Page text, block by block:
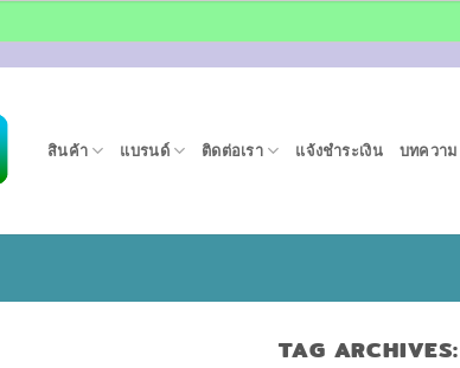
สินค้า แบรนด์ ติดต่อเรา แจ้งชำระเงิน บทความ
TAG ARCHIVES: